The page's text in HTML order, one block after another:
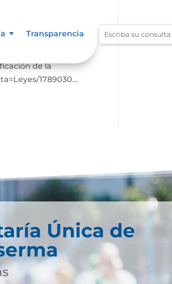
Transparencia
de la
1789030...
Única de